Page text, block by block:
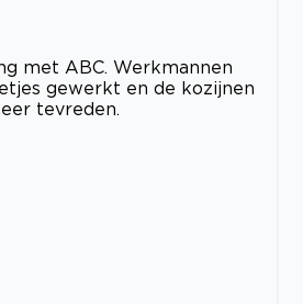
met ABC. Werkmannen
gewerkt en de kozijnen
tevreden.